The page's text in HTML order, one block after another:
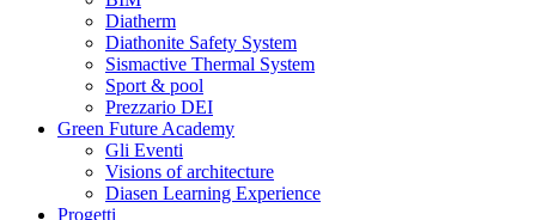
Diatherm
Diathonite Safety System
Sismactive Thermal System
Sport & pool
Prezzario DEI
Green Future Academy
Gli Eventi
Visions of architecture
Diasen Learning Experience
Progetti